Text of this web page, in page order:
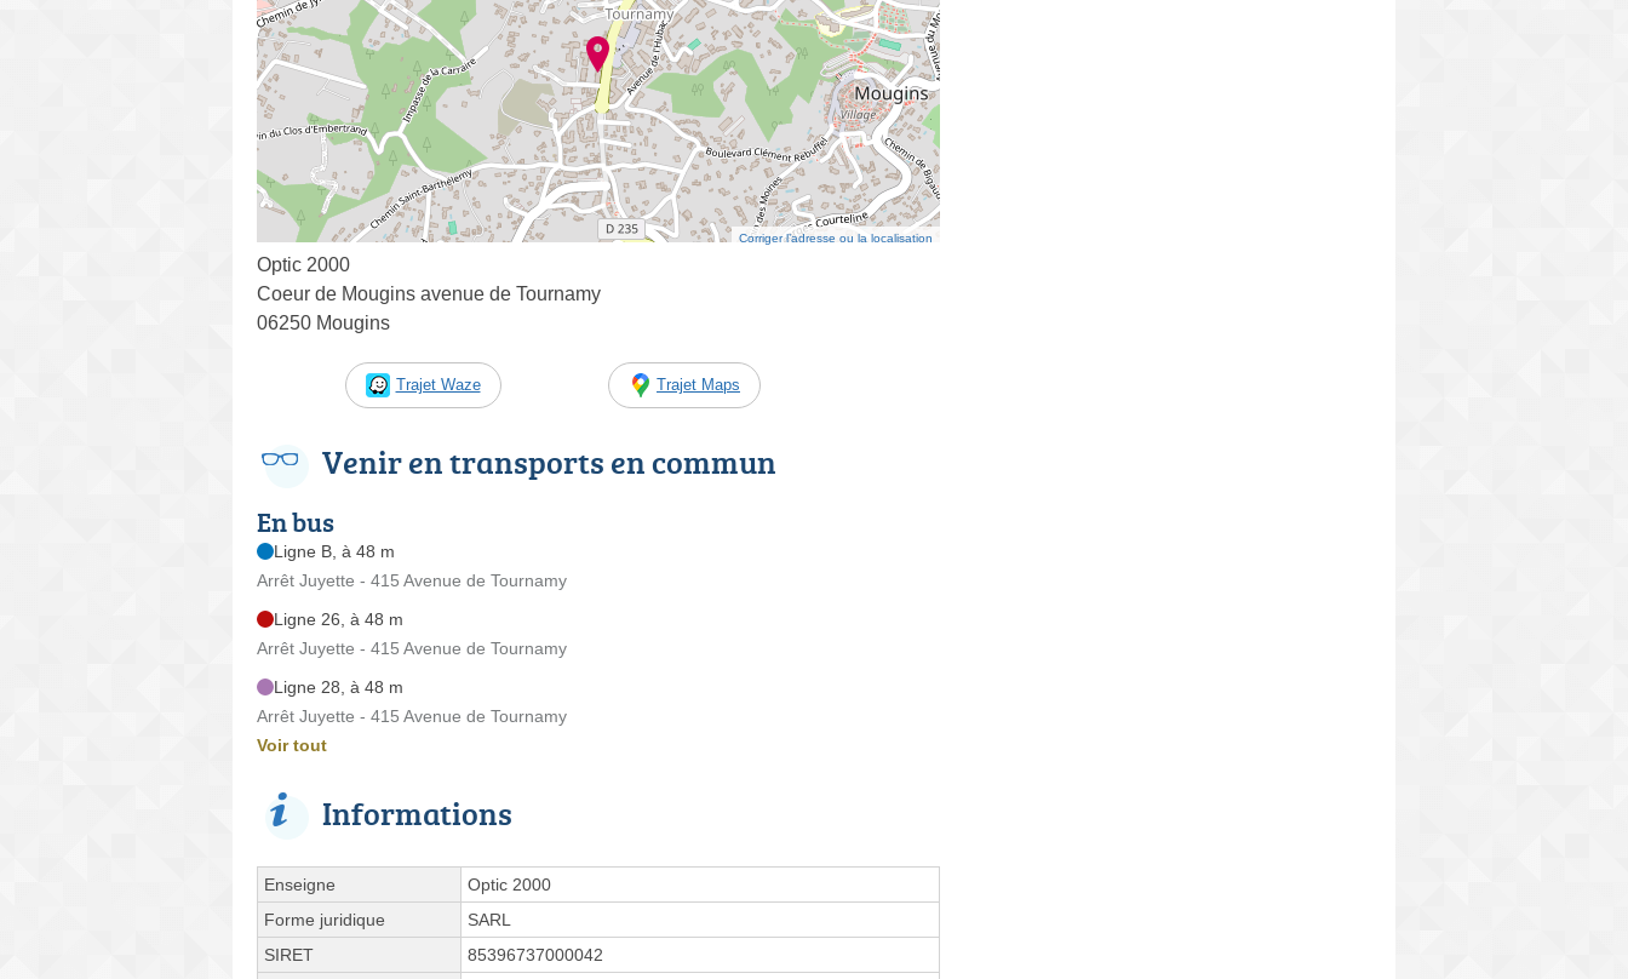
Corriger l’adresse ou la localisation
Optic 2000
Coeur de Mougins avenue de Tournamy
06250 Mougins
Trajet Waze Trajet Maps
Venir en transports en commun
En bus
Ligne B, à 48 m
Arrêt Juyette - 415 Avenue de Tournamy
Ligne 26, à 48 m
Arrêt Juyette - 415 Avenue de Tournamy
Ligne 28, à 48 m
Arrêt Juyette - 415 Avenue de Tournamy
Voir tout
Informations
Enseigne
Optic 2000
Forme juridique
SARL
SIRET
85396737000042